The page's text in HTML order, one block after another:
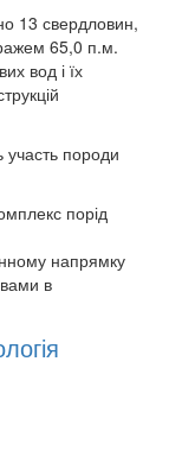
13 свердловин,
65,0 п.м.
вод і їх
участь породи
порід
напрямку
в